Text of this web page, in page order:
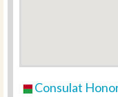
Consulat